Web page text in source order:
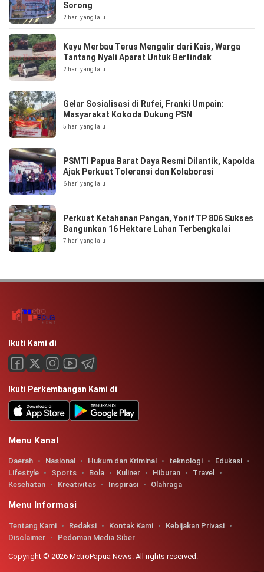
Sorong
2 hari yang lalu
Kayu Merbau Terus Mengalir dari Kais, Warga
Tantang Nyali Aparat Untuk Bertindak
2 hari yang lalu
Gelar Sosialisasi di Rufei, Franki Umpain:
Masyarakat Kokoda Dukung PSN
5 hari yang lalu
PSMTI Papua Barat Daya Resmi Dilantik, Kapolda
Ajak Perkuat Toleransi dan Kolaborasi
6 hari yang lalu
Perkuat Ketahanan Pangan, Yonif TP 806 Sukses
Bangunkan 16 Hektare Lahan Terbengkalai
7 hari yang lalu
Ikuti Kami di
Ikuti Perkembangan Kami di
Menu Kanal
Daerah Nasional Hukum dan Kriminal teknologi
Edukasi
Lifestyle
Sports Bola Kuliner Hiburan
Travel
Kesehatan
Kreativitas Inspirasi Olahraga
Menu Informasi
Tentang Kami Redaksi Kontak Kami
Kebijakan Privasi
Disclaimer
Pedoman Media Siber
Copyright © 2026 MetroPapua News. All rights reserved.